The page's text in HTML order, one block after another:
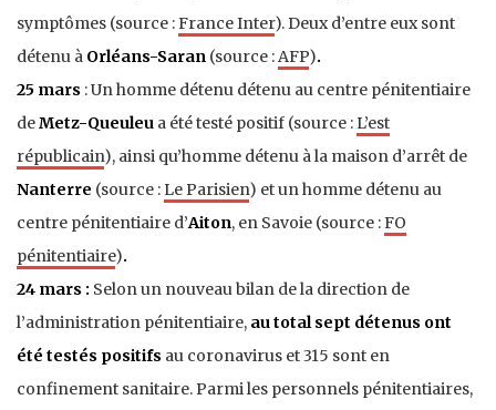
symptômes (source :France Inter). Deux d’entre eux sont
détenu à Orléans-Saran (source : AFP).
25 mars :Un homme détenu détenu au centre pénitentiaire
deMetz-Queuleu a été testé positif (source : L’est
républicain), ainsi qu’homme détenu à la maison d’arrêt de
Nanterre (source : Le Parisien) etun homme détenu au
centre pénitentiaire d’Aiton, en Savoie (source :FO
pénitentiaire).
24 mars : Selon un nouveau bilan de la direction de
l’administration pénitentiaire, au total sept détenus ont
été testés positifs au coronavirus et 315 sont en
confinement sanitaire. Parmi les personnels pénitentiaires,